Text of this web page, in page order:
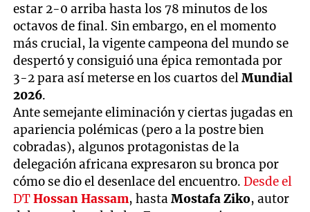
estar 2-0 arriba hasta los 78 minutos de los
octavos de final. Sin embargo, en el momento
más crucial, la vigente campeona del mundo se
despertó y consiguió una épica remontada por
3-2 para así meterse en los cuartos delMundial
2026.
Ante semejante eliminación y ciertas jugadas en
apariencia polémicas (pero a la postre bien
cobradas), algunos protagonistas de la
delegación africana expresaron su bronca por
cómo se dio el desenlace del encuentro.Desde el
DTHossan Hassam, hastaMostafa Ziko, autor